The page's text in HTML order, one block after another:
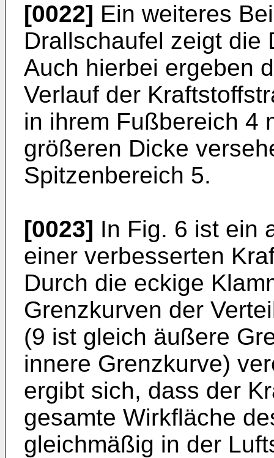
[0022] Ein weiteres
Drallschaufel zeigt die
Auch hierbei ergeben
Verlauf der
in ihrem Fußbereich 4
größeren Dicke
Spitzenbereich 5.
[0023] In Fig. 6 ist ein
einer verbesserten
Durch die eckige
Grenzkurven der
(9 ist gleich äußere
innere Grenzkurve)
ergibt sich, dass der
gesamte Wirkfläche
gleichmäßig in der